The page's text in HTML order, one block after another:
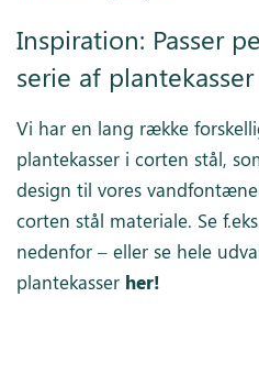
Inspiration: Passer
serie af
Vi har en lang række
plantekasser i corten stål,
design til vores
corten stål materiale. Se
nedenfor – eller se hele
plantekasser her!